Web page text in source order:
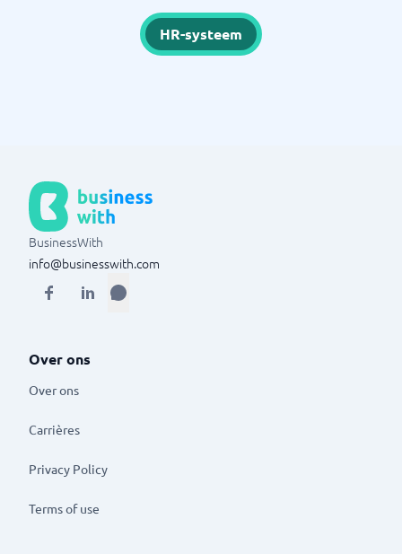
HR-systeem
BusinessWith
info@businesswith.com
Over ons
Over ons
Carrières
Privacy Policy
Terms of use